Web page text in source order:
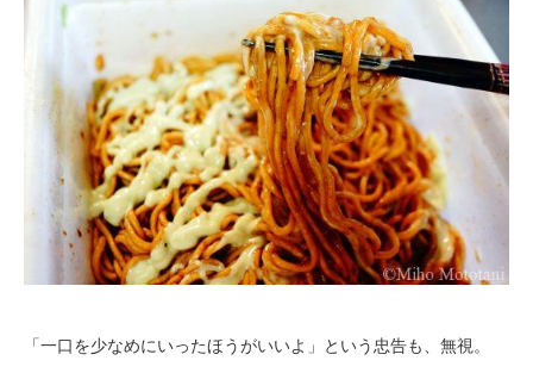
「一口を少なめにいったほうがいいよ」という忠告も、無視。